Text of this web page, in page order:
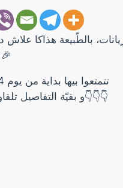
بالطّبيعة هذاكا
🔴تتمتعوا بيها بداية من يوم 24 سبتمبر 2023
و بقيّة التفاصيل تلقاوهم في الفيديو هذا👇👇👇